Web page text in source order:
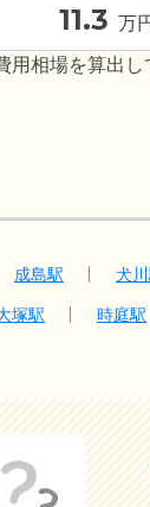
11.3 万
相場を算出し
成島駅 犬
塚駅 時庭駅